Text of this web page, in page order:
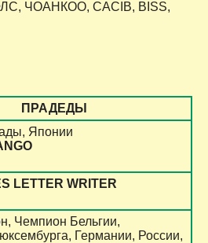
ЧОАНКОО, CACIB, BISS,
ПРАДЕДЫ
Японии
LETTER WRITER
Чемпион Бельгии,
Германии, России,